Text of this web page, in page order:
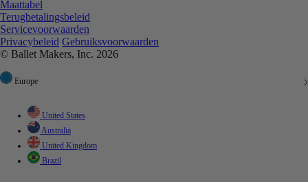
Maattabel
Terugbetalingsbeleid
Servicevoorwaarden
Privacybeleid Gebruiksvoorwaarden
© Ballet Makers, Inc. 2026
Europe
United States
Australia
United Kingdom
Brazil